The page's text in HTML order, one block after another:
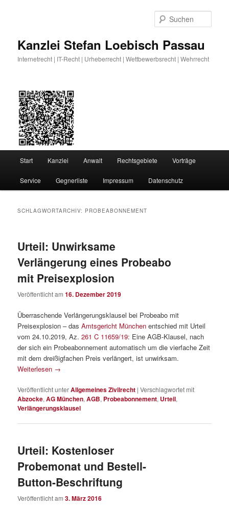
Kanzlei Stefan Loebisch Passau
Internetrecht | IT-Recht | Urheberrecht | Wettbewerbsrecht | Wehrrecht
Start Kanzlei Anwalt Rechtsgebiete Vorträge
Service Gegnerliste Impressum Datenschutz
SCHLAGWORTARCHIV: PROBEABONNEMENT
Urteil: Unwirksame
Verlängerung eines Probeabo
mit Preisexplosion
Veröffentlicht am16. Dezember 2019
Überraschende Verlängerungsklausel bei Probeabo mit
Preisexplosion – dasAmtsgericht München entschied mit Urteil
vom 24.10.2019, Az.261 C 11659/19: Eine AGB-Klausel, nach
der sich ein Probeabonnement automatisch um die vierfache Zeit
mit dem dreißigfachen Preis verlängert, ist unwirksam.
Weiterlesen →
Veröffentlicht unterAllgemeines Zivilrecht |Verschlagwortet mit
Abzocke,AG München,AGB, Probeabonnement, Urteil,
Verlängerungsklausel
Urteil: Kostenloser
Probemonat und Bestell-
Button-Beschriftung
Veröffentlicht am3. März 2016